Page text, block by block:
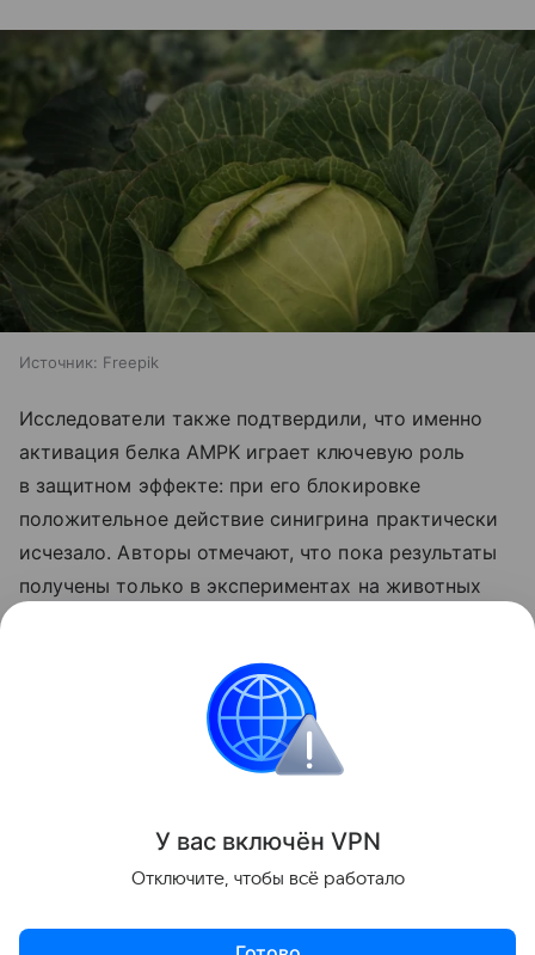
Источник: Freepik
Исследователи также подтвердили, что именно
активация белка AMPK играет ключевую роль
в защитном эффекте: при его блокировке
положительное действие синигрина практически
исчезало. Авторы отмечают, что пока результаты
получены только в экспериментах на животных
Поделиться
У вас включён VPN
Отключите, чтобы всё работало